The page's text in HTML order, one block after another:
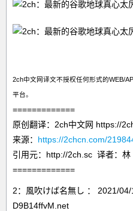
2ch中文网译文不授权任何形式的WEB/
平台。
=============
原创翻译：2ch中文网 https://
来源： https://2chcn.com/
引用元：http://2ch.sc 译者：林
=============
2：風吹けば名無し ： 2021/04/
D9B14ffvM.net